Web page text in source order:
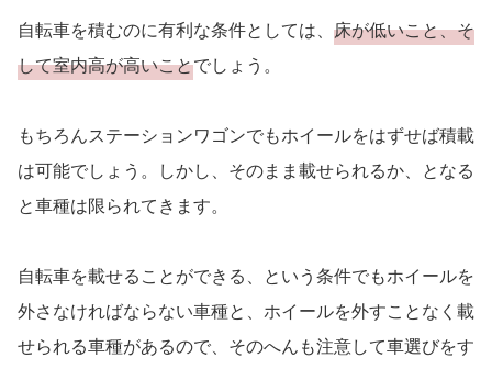
自転車を積むのに有利な条件としては、 床が低いこと、そ
して室内高が高いことでしょう。
もちろんステーションワゴンでもホイールをはずせば積載
は可能でしょう。しかし、そのまま載せられるか、となる
と車種は限られてきます。
自転車を載せることができる、という条件でもホイールを
外さなければならない車種と、ホイールを外すことなく載
せられる車種があるので、そのへんも注意して車選びをす